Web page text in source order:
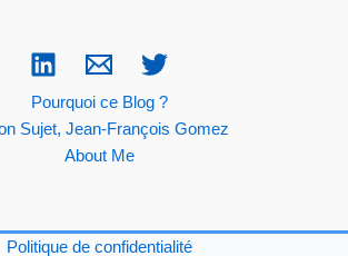
Pourquoi ce Blog ?
Sujet, Jean-François Gomez
About Me
Politique de confidentialité